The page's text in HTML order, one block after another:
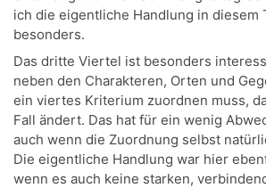
ich die eigentliche Handlung in diesem
besonders.
Das dritte Viertel ist besonders
neben den Charakteren, Orten und
ein viertes Kriterium zuordnen muss,
Fall ändert. Das hat für ein wenig
auch wenn die Zuordnung selbst
Die eigentliche Handlung war hier
wenn es auch keine starken,